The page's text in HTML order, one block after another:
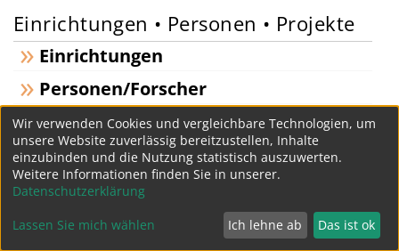
Einrichtungen • Personen • Projekte
Einrichtungen
Personen/Forscher
Projekte
« Forschergruppen (FOR)
Datenschutz Impressum
Wir verwenden Cookies und vergleichbare Technologien, um
unsere Website zuverlässig bereitzustellen, Inhalte
einzubinden und die Nutzung statistisch auszuwerten.
Weitere Informationen finden Sie in unserer.
Datenschutzerklärung
Lassen Sie mich wählen Ich lehne ab Das ist ok